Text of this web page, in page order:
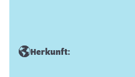
Herkunft: